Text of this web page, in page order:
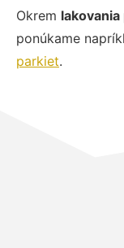
Okrem
ponúkame
parkiet.